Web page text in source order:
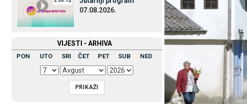
07.08.2026.
VIЈESTI - ARHIVA
PON UTO SRI ČET PET SUB NED